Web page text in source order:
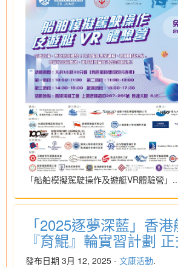
「船舶模擬駕駛操作及遊艇VR體驗營」
「2025逐夢深藍」香
『育鯤』輪實習計劃
發布日期 3月 12, 2025 - 文康活動.